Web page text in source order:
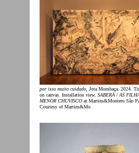
por isso muito cuidado , Jota Mombaça. 2024.
on canvas. Installation view. SABERÁ / AS
MENOR CHUVISCO at Martins&Montero São
Courtesy of Martins&Mo